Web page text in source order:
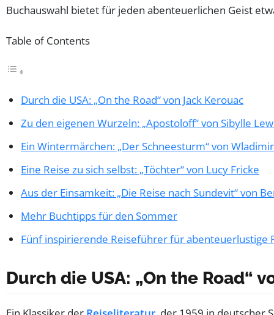
Buchauswahl bietet für jeden abenteuerlichen Geist
Table of Contents
Durch die USA: „On the Road“ von Jack Kerouac
Zu den eigenen Wurzeln: „Apostoloff“ von Sibylle
Ein Wintermärchen: „Der Schneesturm“ von
Eine Reise zu sich selbst: „Töchter“ von Lucy Fricke
Aus der Einsamkeit: „Die Reise nach Sundevit“ von
Mehr Buchtipps für den Sommer
Fünf inspirierende Reiseführer für abenteuerlustige
Durch die USA: „On the Road“